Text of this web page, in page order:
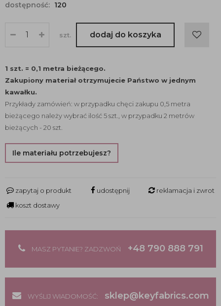
dostępność: 120
szt. dodaj do koszyka
1 szt. = 0,1 metra bieżącego.
Zakupiony materiał otrzymujecie Państwo w jednym
kawałku.
Przykłady zamówień: w przypadku chęci zakupu 0,5 metra
bieżącego należy wybrać ilość 5 szt., w przypadku 2 metrów
bieżących - 20 szt.
Ile materiału potrzebujesz?
zapytaj o produkt udostępnij
reklamacja i zwrot
koszt dostawy
MASZ PYTANIE? ZADZWOŃ +48 790 888 791
WYŚLIJ WIADOMOŚĆ: sklep@keyfabrics.com